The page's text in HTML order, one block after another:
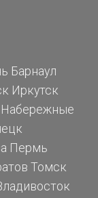
Барнаул
Иркутск
Набережные
Пермь
Томск